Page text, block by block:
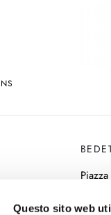
Questo sito web
P.